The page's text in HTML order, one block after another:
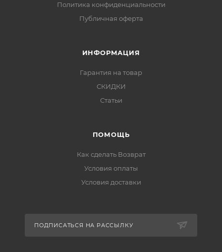
Политика конфиденциальности
Публичная оферта
ИНФОРМАЦИЯ
Гарантия на товар
СКИДКИ
Статьи
ПОМОЩЬ
Как сделать Возврат
Условия оплаты
Условия доставки
ПОДПИСАТЬСЯ НА РАССЫЛКУ